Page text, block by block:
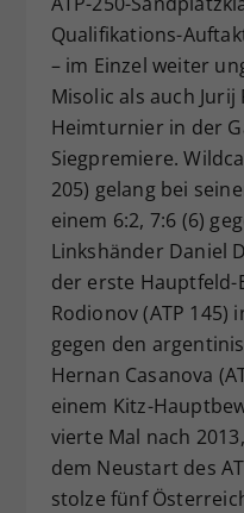
Qualifikations-
– im Einzel weiter
Misolic als auch
Heimturnier in der
Siegpremiere.
205) gelang bei
einem 6:2, 7:6 (6)
Linkshänder Daniel
der erste Hauptfeld-
Rodionov (ATP 145)
gegen den
Hernan Casanova
einem Kitz-
vierte Mal nach
dem Neustart des
stolze fünf
Zweck
Dieser
zufällig
hat.